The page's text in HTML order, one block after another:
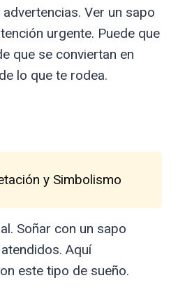
Ver un sapo
urgente. Puede que
que se conviertan en
lo que te rodea.
y Simbolismo
Soñar con un sapo
Aquí
este tipo de sueño.